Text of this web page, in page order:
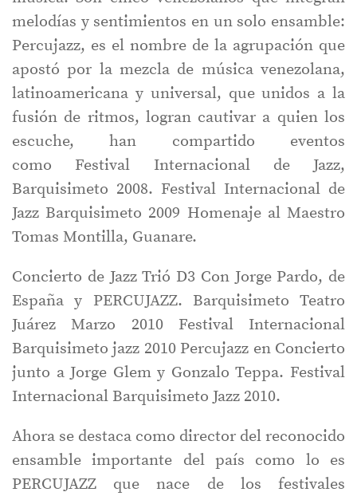
melodías y sentimientos en un solo ensamble:
Percujazz, es el nombre de la agrupación que
apostó por la mezcla de música venezolana,
latinoamericana y universal, que unidos a la
fusión de ritmos, logran cautivar a quien los
escuche, han compartido eventos
como Festival Internacional de Jazz,
Barquisimeto 2008. Festival Internacional de
Jazz Barquisimeto 2009 Homenaje al Maestro
Tomas Montilla, Guanare.
Concierto de Jazz Trió D3 Con Jorge Pardo, de
España y PERCUJAZZ. Barquisimeto Teatro
Juárez Marzo 2010 Festival Internacional
Barquisimeto jazz 2010 Percujazz en Concierto
junto a Jorge Glem y Gonzalo Teppa. Festival
Internacional Barquisimeto Jazz 2010.
Ahora se destaca como director del reconocido
ensamble importante del país como lo es
PERCUJAZZ que nace de los festivales